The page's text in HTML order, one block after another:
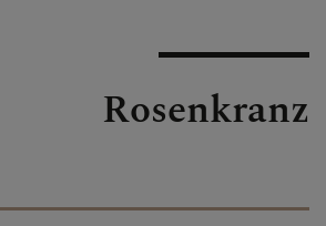
Rosenkranz